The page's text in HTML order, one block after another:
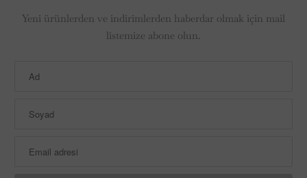
Yeni ürünlerden ve indirimlerden haberdar olmak için mail
listemize abone olun.